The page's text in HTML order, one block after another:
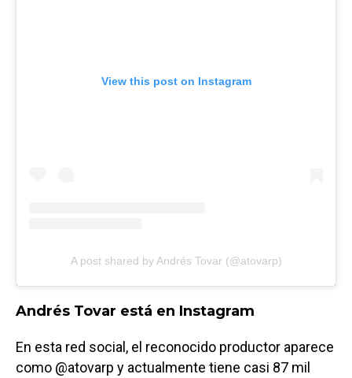
View this post on Instagram
A post shared by Andrés Tovar (@atovarp)
Andrés Tovar está en Instagram
En esta red social, el reconocido productor aparece
como @atovarp y actualmente tiene casi 87 mil